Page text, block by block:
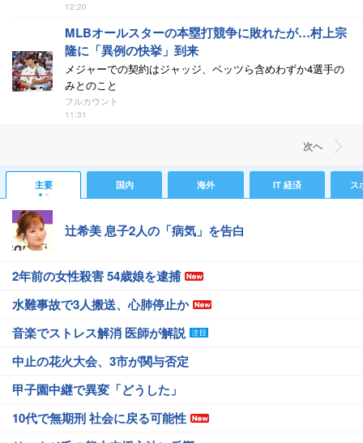
12:20
MLBオールスターの本塁打競争に敗れたが…村上宗
隆に「異例の快挙」到来
メジャーでの契約はジャッジ、ベッツら含めわずか4選手の
みとのこと
フルカウント
11:31
次ヘ
主要 国内 海外 IT 経済 ス
辻希美 息子2人の「病気」を告白
2年前の女性殺害 54歳娘を逮捕
水難事故で3人搬送、心肺停止か
音楽でストレス解消 医師が解説
中止の花火大会、3市が関与否定
甲子園中継で異変「どうした」
10代で無期刑 社会に戻る可能性